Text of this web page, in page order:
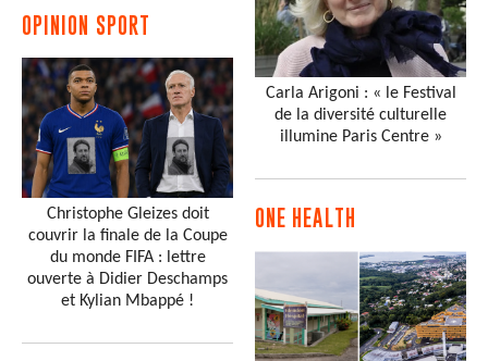
OPINION SPORT
Christophe Gleizes doit
couvrir la finale de la Coupe
du monde FIFA : lettre
ouverte à Didier Deschamps
et Kylian Mbappé !
Carla Arigoni : « le Festival
de la diversité culturelle
illumine Paris Centre »
ONE HEALTH